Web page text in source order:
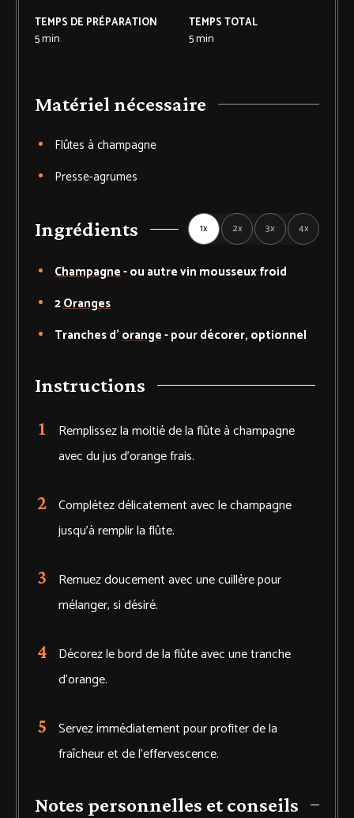
TEMPS DE PRÉPARATION
5min
TEMPS TOTAL
5min
Matériel nécessaire
Flûtes à champagne
Presse-agrumes
Ingrédients 1x 2x 3x 4x
Champagne-ou autre vin mousseux froid
2Oranges
Tranches d'orange-pour décorer, optionnel
Instructions
Remplissez la moitié de la flûte à champagne
avec du jus d’orange frais.
Complétez délicatement avec le champagne
jusqu’à remplir la flûte.
Remuez doucement avec une cuillère pour
mélanger, si désiré.
Décorez le bord de la flûte avec une tranche
d’orange.
Servez immédiatement pour profiter de la
fraîcheur et de l’effervescence.
Notes personnelles et conseils